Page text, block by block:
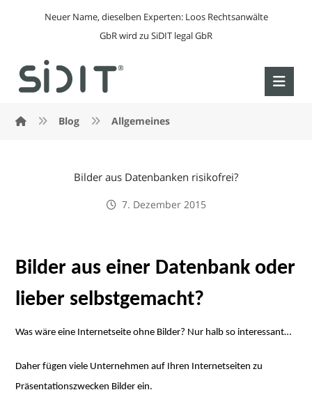
Neuer Name, dieselben Experten: Loos Rechtsanwälte
GbR wird zu SiDIT legal GbR
Blog Allgemeines
Bilder aus Datenbanken risikofrei?
7. Dezember 2015
Bilder aus einer Datenbank oder
lieber selbstgemacht?
Was wäre eine Internetseite ohne Bilder? Nur halb so interessant…
Daher fügen viele Unternehmen auf Ihren Internetseiten zu
Präsentationszwecken Bilder ein.